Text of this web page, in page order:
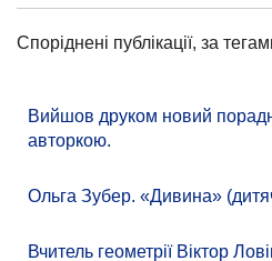
Споріднені публікації, за
Вийшов друком новий
авторкою.
Ольга Зубер. «Дивина»
Вчитель геометрії Віктор